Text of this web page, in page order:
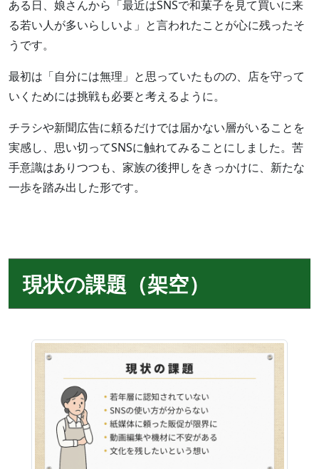
ある日、娘さんから「最近はSNSで和菓子を見て買いに来
る若い人が多いらしいよ」と言われたことが心に残ったそ
うです。
最初は「自分には無理」と思っていたものの、店を守って
いくためには挑戦も必要と考えるように。
チラシや新聞広告に頼るだけでは届かない層がいることを
実感し、思い切ってSNSに触れてみることにしました。苦
手意識はありつつも、家族の後押しをきっかけに、新たな
一歩を踏み出した形です。
現状の課題（架空）